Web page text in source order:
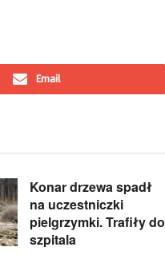
Email
Konar drzewa spadł
na uczestniczki
pielgrzymki. Trafiły do
szpitala